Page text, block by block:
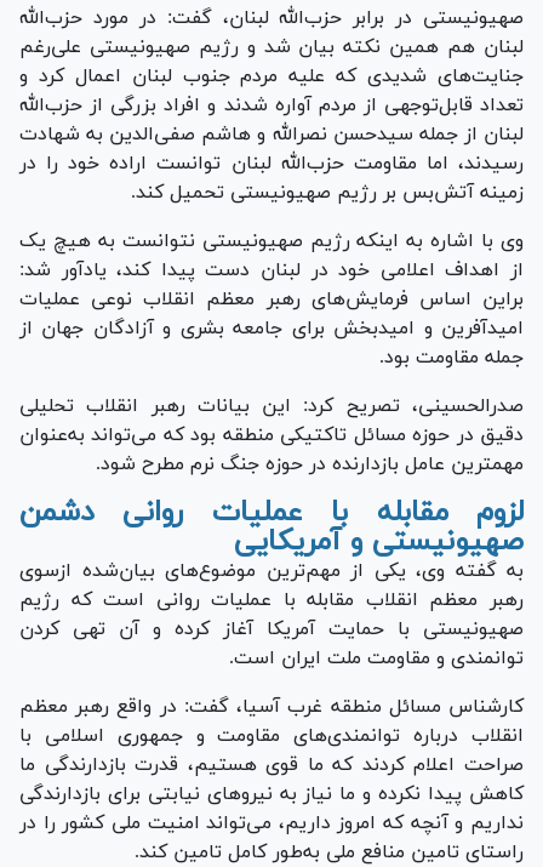
صهیونیستی در برابر حزب‌الله لبنان، گفت: در مورد حزب‌الله
لبنان هم همین نکته بیان شد و رژیم صهیونیستی علی‌رغم
جنایت‌های شدیدی که علیه مردم جنوب لبنان اعمال کرد و
تعداد قابل‌توجهی از مردم آواره شدند و افراد بزرگی از حزب‌الله
لبنان از جمله سیدحسن نصرالله و هاشم صفی‌الدین به شهادت
رسیدند، اما مقاومت حزب‌الله لبنان توانست اراده خود را در
زمینه آتش‌بس بر رژیم صهیونیستی تحمیل کند.
وی با اشاره به اینکه رژیم صهیونیستی نتوانست به هیچ یک
از اهداف اعلامی خود در لبنان دست پیدا کند، یادآور شد:
براین اساس فرمایش‌های رهبر معظم انقلاب نوعی عملیات
امیدآفرین و امیدبخش برای جامعه بشری و آزادگان جهان از
جمله مقاومت بود.
صدرالحسینی، تصریح کرد: این بیانات رهبر انقلاب تحلیلی
دقیق در حوزه مسائل تاکتیکی منطقه بود که می‌تواند به‌عنوان
مهمترین عامل بازدارنده در حوزه جنگ نرم مطرح شود.
لزوم مقابله با عملیات روانی دشمن
صهیونیستی و آمریکایی
به گفته وی، یکی از مهم‌ترین موضوع‌های بیان‌شده ازسوی
رهبر معظم انقلاب مقابله با عملیات روانی است که رژیم
صهیونیستی با حمایت آمریکا آغاز کرده و آن تهی کردن
توانمندی و مقاومت ملت ایران است.
کارشناس مسائل منطقه غرب آسیا، گفت: در واقع رهبر معظم
انقلاب درباره توانمندی‌های مقاومت و جمهوری اسلامی با
صراحت اعلام کردند که ما قوی هستیم، قدرت بازدارندگی ما
کاهش پیدا نکرده و ما نیاز به نیرو‌های نیابتی برای بازدارندگی
نداریم و آنچه که امروز داریم، می‌تواند امنیت ملی کشور را در
راستای تامین منافع ملی به‌طور کامل تامین کند.